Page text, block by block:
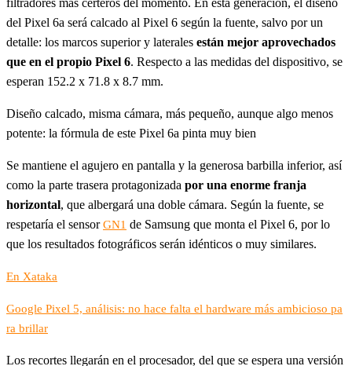
filtradores más certeros del momento. En esta generación, el diseño
del Pixel 6a será calcado al Pixel 6 según la fuente, salvo por un
detalle: los marcos superior y laterales están mejor aprovechados
que en el propio Pixel 6. Respecto a las medidas del dispositivo, se
esperan 152.2 x 71.8 x 8.7 mm.
Diseño calcado, misma cámara, más pequeño, aunque algo menos
potente: la fórmula de este Pixel 6a pinta muy bien
Se mantiene el agujero en pantalla y la generosa barbilla inferior, así
como la parte trasera protagonizada por una enorme franja
horizontal, que albergará una doble cámara. Según la fuente, se
respetaría el sensorGN1 de Samsung que monta el Pixel 6, por lo
que los resultados fotográficos serán idénticos o muy similares.
En Xataka
Google Pixel 5, análisis: no hace falta el hardware más ambicioso pa
ra brillar
Los recortes llegarán en el procesador, del que se espera una versión